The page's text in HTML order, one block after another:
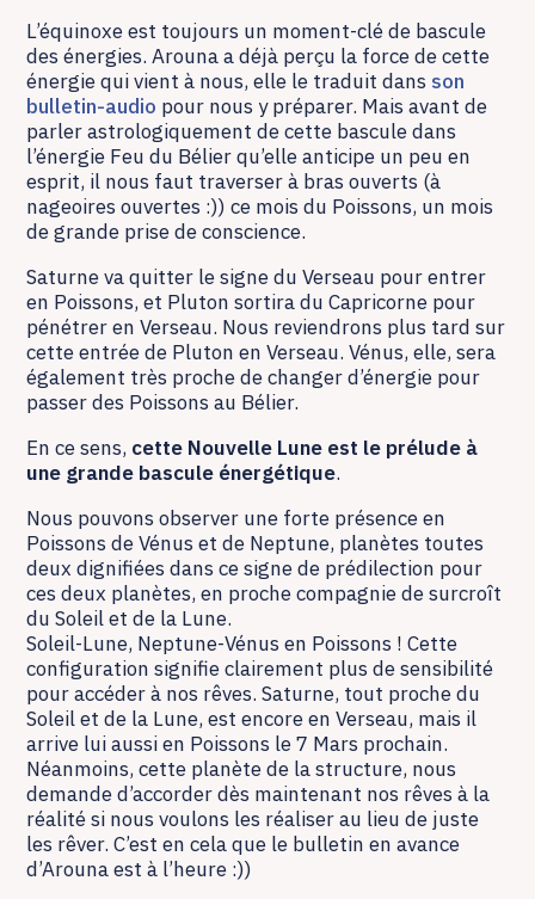
L’équinoxe est toujours un moment-clé de bascule
des énergies. Arouna a déjà perçu la force de cette
énergie qui vient à nous, elle le traduit dans son
bulletin-audio pour nous y préparer. Mais avant de
parler astrologiquement de cette bascule dans
l’énergie Feu du Bélier qu’elle anticipe un peu en
esprit, il nous faut traverser à bras ouverts (à
nageoires ouvertes :)) ce mois du Poissons, un mois
de grande prise de conscience.
Saturne va quitter le signe du Verseau pour entrer
en Poissons, et Pluton sortira du Capricorne pour
pénétrer en Verseau. Nous reviendrons plus tard sur
cette entrée de Pluton en Verseau. Vénus, elle, sera
également très proche de changer d’énergie pour
passer des Poissons au Bélier.
En ce sens, cette Nouvelle Lune est le prélude à
une grande bascule énergétique.
Nous pouvons observer une forte présence en
Poissons de Vénus et de Neptune, planètes toutes
deux dignifiées dans ce signe de prédilection pour
ces deux planètes, en proche compagnie de surcroît
du Soleil et de la Lune.
Soleil-Lune, Neptune-Vénus en Poissons ! Cette
configuration signifie clairement plus de sensibilité
pour accéder à nos rêves. Saturne, tout proche du
Soleil et de la Lune, est encore en Verseau, mais il
arrive lui aussi en Poissons le 7 Mars prochain.
Néanmoins, cette planète de la structure, nous
demande d’accorder dès maintenant nos rêves à la
réalité si nous voulons les réaliser au lieu de juste
les rêver. C’est en cela que le bulletin en avance
d’Arouna est à l’heure :))